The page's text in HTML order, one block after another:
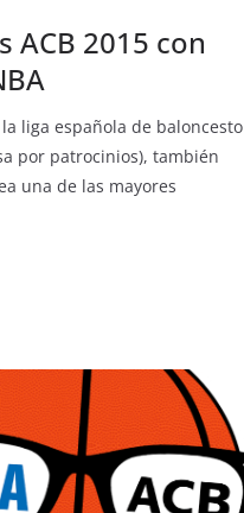
ACB 2015 con
liga española de baloncesto
por patrocinios), también
una de las mayores